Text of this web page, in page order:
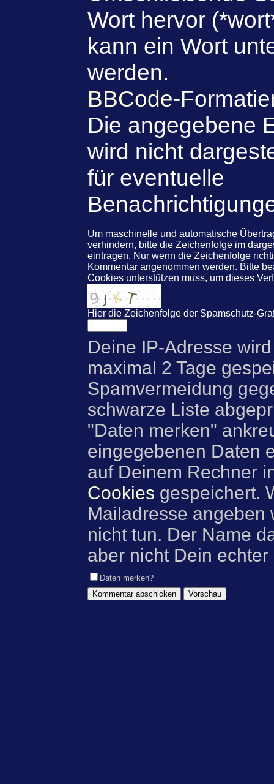
Wort hervor
kann ein Wort
werden.
BBCode-
Die angegebene
wird nicht
für eventuelle
Um maschinelle und automatische
verhindern, bitte die Zeichenfolge im
eintragen. Nur wenn die Zeichenfolge
Kommentar angenommen werden. Bitte
Cookies unterstützen muss, um dieses
Hier die Zeichenfolge der Spamschutz-
Deine IP-Adresse
maximal 2 Tage
Spamvermeidung
schwarze Liste
"Daten merken"
eingegebenen Daten
auf Deinem Rechner
Cookies gespeichert.
Mailadresse angeben
nicht tun. Der Name
aber nicht Dein
Daten merken?